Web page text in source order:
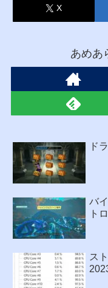
X
あめあ
ド
バ
ト
ス